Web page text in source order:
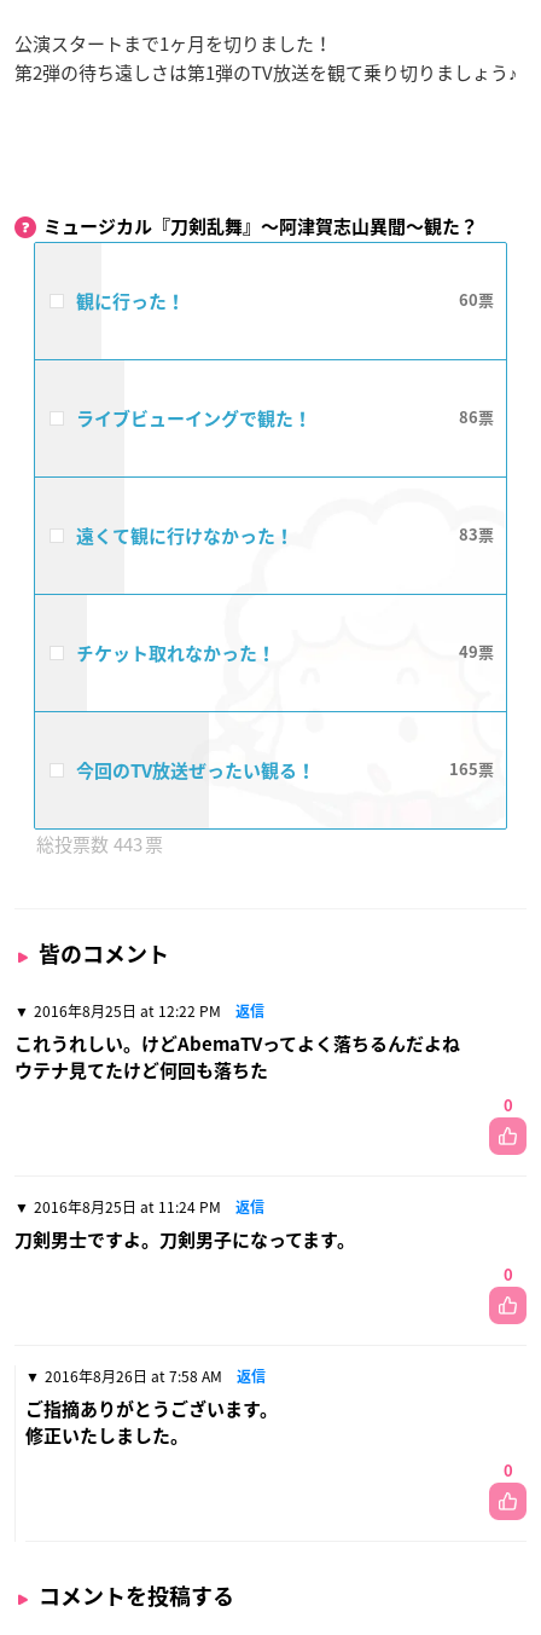
公演スタートまで1ヶ月を切りました！
第2弾の待ち遠しさは第1弾のTV放送を観て乗り切りましょう♪
ミュージカル『刀剣乱舞』​〜阿津賀志山異聞〜観た？
観に行った！ 60
ライブビューイングで観た！ 86
遠くて観に行けなかった！ 83
チケット取れなかった！ 49
今回のTV放送ぜったい観る！ 165
443
皆のコメント
2016年8月25日 at 12:22 PM 返信
これうれしい。けどAbemaTVってよく落ちるんだよね
ウテナ見てたけど何回も落ちた
0
2016年8月25日 at 11:24 PM 返信
刀剣男士ですよ。刀剣男子になってます。
0
2016年8月26日 at 7:58 AM 返信
ご指摘ありがとうございます。
修正いたしました。
0
コメントを投稿する